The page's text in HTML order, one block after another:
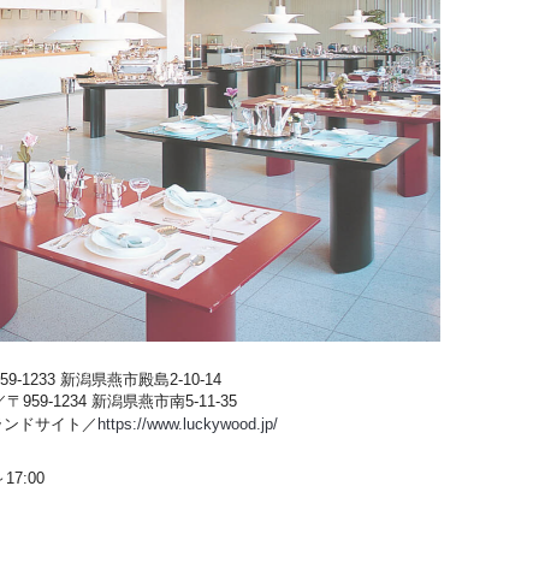
1233 新潟県燕市殿島2-10-14
〒959-1234 新潟県燕市南5-11-35
ンドサイト／ https://www.luckywood.jp/
17:00